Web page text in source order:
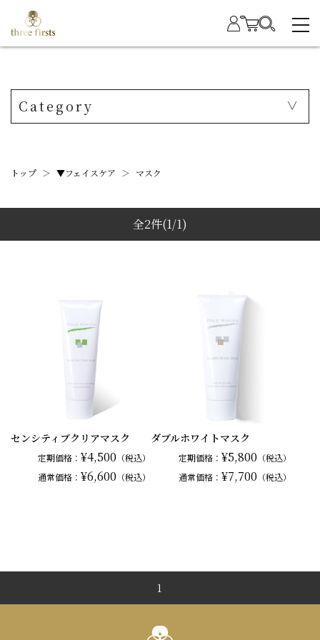
Category
トップ ＞ ▼フェイスケア ＞ マスク
全2件(1/1)
センシティブクリアマスク
定期価格： ¥4,500 （税込）
通常価格： ¥6,600 （税込）
ダブルホワイトマスク
定期価格： ¥5,800 （税込）
通常価格： ¥7,700 （税込）
1